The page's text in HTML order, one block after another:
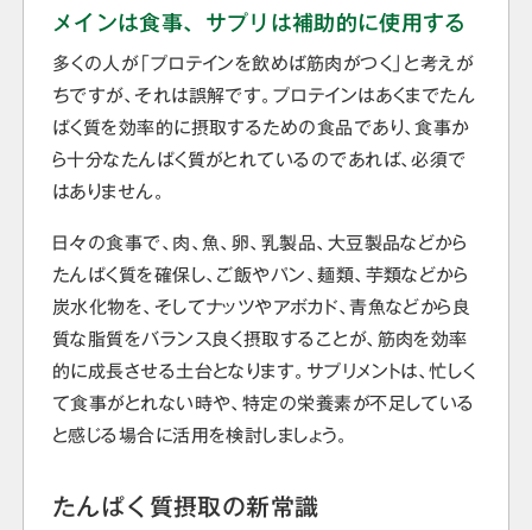
メインは食事、サプリは補助的に使用する
多くの人が「プロテインを飲めば筋肉がつく」と考えが
ちですが、それは誤解です。プロテインはあくまでたん
ぱく質を効率的に摂取するための食品であり、食事か
ら十分なたんぱく質がとれているのであれば、必須で
はありません。
日々の食事で、肉、魚、卵、乳製品、大豆製品などから
たんぱく質を確保し、ご飯やパン、麺類、芋類などから
炭水化物を、そしてナッツやアボカド、青魚などから良
質な脂質をバランス良く摂取することが、筋肉を効率
的に成長させる土台となります。サプリメントは、忙しく
て食事がとれない時や、特定の栄養素が不足している
と感じる場合に活用を検討しましょう。
たんぱく質摂取の新常識